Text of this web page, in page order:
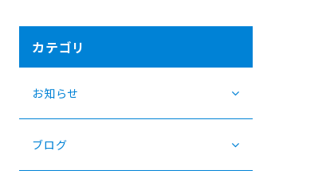
カテゴリ
お知らせ
ブログ